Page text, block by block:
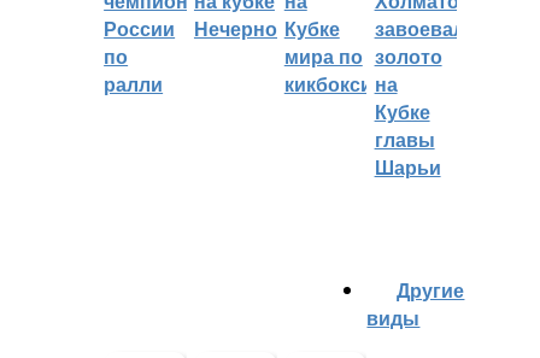
России
по
ралли
Нечерноземья
Кубке
мира по
кикбоксингу
завоевал
золото
на
Кубке
главы
Шарьи
Другие
виды